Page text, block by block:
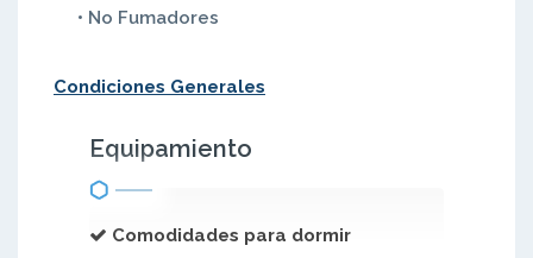
• No Fumadores
Condiciones Generales
Equipamiento
Comodidades para dormir